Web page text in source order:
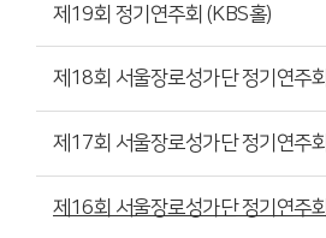
제19회 정기연주회 (KBS홀)
제18회 서울장로성가단 정기연주회
제17회 서울장로성가단 정기연주회
제16회 서울장로성가단 정기연주회